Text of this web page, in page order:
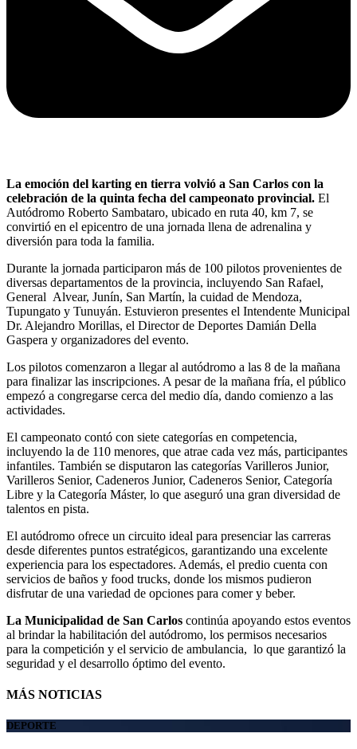
La emoción del karting en tierra volvió a San Carlos con la
celebración de la quinta fecha del campeonato provincial. El
Autódromo Roberto Sambataro, ubicado en ruta 40, km 7, se
convirtió en el epicentro de una jornada llena de adrenalina y
diversión para toda la familia.
Durante la jornada participaron más de 100 pilotos provenientes de
diversas departamentos de la provincia, incluyendo San Rafael,
General Alvear, Junín, San Martín, la cuidad de Mendoza,
Tupungato y Tunuyán. Estuvieron presentes el Intendente Municipal
Dr. Alejandro Morillas, el Director de Deportes Damián Della
Gaspera y organizadores del evento.
Los pilotos comenzaron a llegar al autódromo a las 8 de la mañana
para finalizar las inscripciones. A pesar de la mañana fría, el público
empezó a congregarse cerca del medio día, dando comienzo a las
actividades.
El campeonato contó con siete categorías en competencia,
incluyendo la de 110 menores, que atrae cada vez más, participantes
infantiles. También se disputaron las categorías Varilleros Junior,
Varilleros Senior, Cadeneros Junior, Cadeneros Senior, Categoría
Libre y la Categoría Máster, lo que aseguró una gran diversidad de
talentos en pista.
El autódromo ofrece un circuito ideal para presenciar las carreras
desde diferentes puntos estratégicos, garantizando una excelente
experiencia para los espectadores. Además, el predio cuenta con
servicios de baños y food trucks, donde los mismos pudieron
disfrutar de una variedad de opciones para comer y beber.
La Municipalidad de San Carlos continúa apoyando estos eventos
al brindar la habilitación del autódromo, los permisos necesarios
para la competición y el servicio de ambulancia, lo que garantizó la
seguridad y el desarrollo óptimo del evento.
MÁS NOTICIAS
DEPORTE